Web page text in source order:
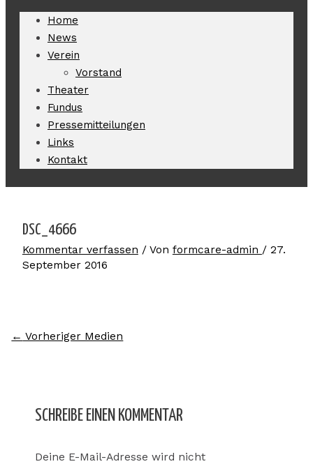
Home
News
Verein
Vorstand
Theater
Fundus
Pressemitteilungen
Links
Kontakt
DSC_4666
Kommentar verfassen / Von formcare-admin / 27.
September 2016
← Vorheriger Medien
SCHREIBE EINEN KOMMENTAR
Deine E-Mail-Adresse wird nicht